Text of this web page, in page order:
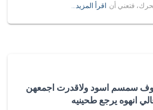
فتعني أن اقرأ المزيد…
سمسم اسود ولاقدرت اجمعهن
انهوه يرجع طحينيه